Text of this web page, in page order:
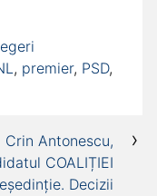
, premier, PSD,
Crin Antonescu,
COALIȚIEI
Decizii